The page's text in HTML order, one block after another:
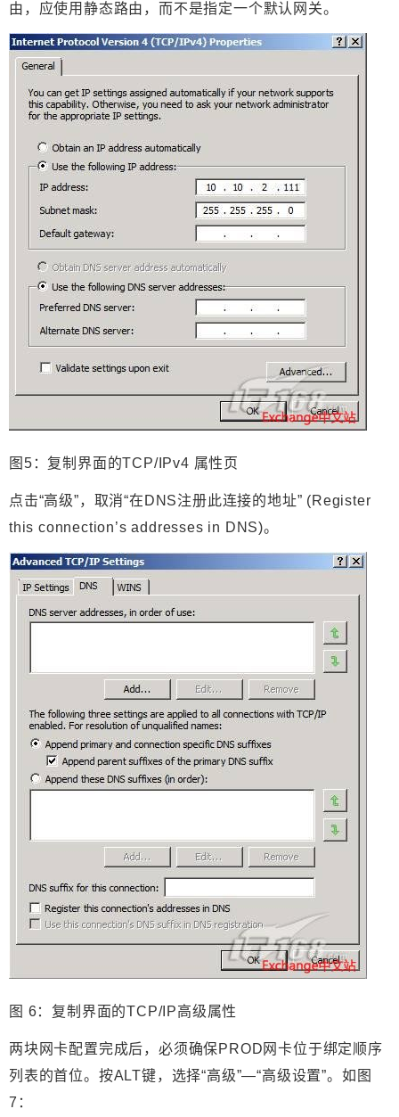
由，应使用静态路由，而不是指定一个默认网关。
图5：复制界面的TCP/IPv4 属性页
点击“高级”，取消“在DNS注册此连接的地址” (Register
this connection’s addresses in DNS)。
图 6：复制界面的TCP/IP高级属性
两块网卡配置完成后，必须确保PROD网卡位于绑定顺序
列表的首位。按ALT键，选择“高级”—“高级设置”。如图
7：